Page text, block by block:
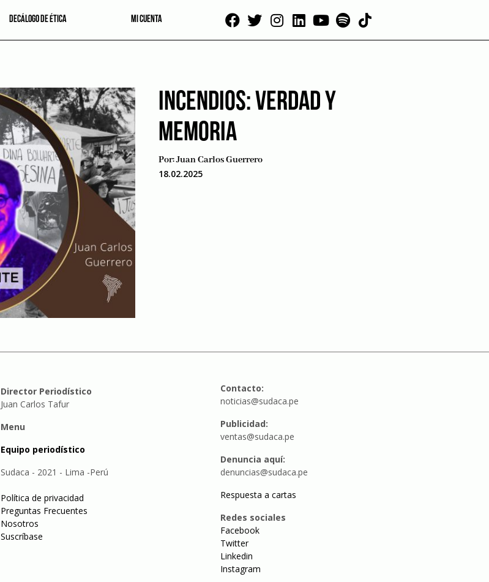
DECÁLOGO DE ÉTICA MI CUENTA
INCENDIOS: VERDAD Y
MEMORIA
Por:Juan Carlos Guerrero
18.02.2025
Director Periodístico
Juan Carlos Tafur
Menu
Equipo periodístico
Sudaca - 2021 - Lima -Perú
Política de privacidad
Preguntas Frecuentes
Nosotros
Suscríbase
Contacto:
noticias@sudaca.pe
Publicidad:
ventas@sudaca.pe
Denuncia aquí:
denuncias@sudaca.pe
Respuesta a cartas
Redes sociales
Facebook
Twitter
Linkedin
Instagram